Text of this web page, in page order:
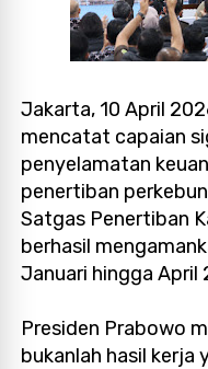
Jakarta, 10 April
mencatat capaian
penyelamatan
penertiban
Satgas Penertiban
berhasil
Januari hingga April
Presiden Prabowo
bukanlah hasil kerja